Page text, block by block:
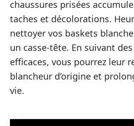
chaussures prisées
taches et décolorations.
nettoyer vos baskets
un casse-tête. En suivant
efficaces, vous pourrez leur
blancheur d’origine et
vie.